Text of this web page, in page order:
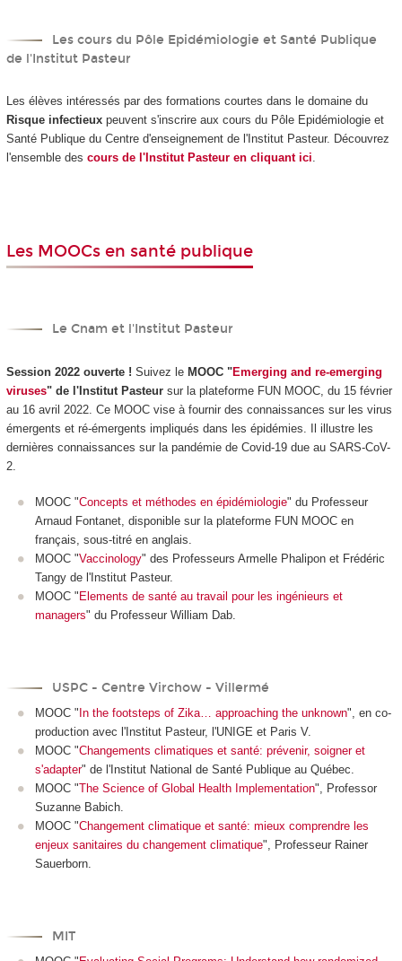
Les cours du Pôle Epidémiologie et Santé Publique
de l'Institut Pasteur
Les élèves intéressés par des formations courtes dans le domaine du
Risque infectieuxpeuvent s'inscrire aux cours du Pôle Epidémiologie et
Santé Publique du Centre d'enseignement de l'Institut Pasteur. Découvrez
l'ensemble des cours de l'Institut Pasteur en cliquant ici.
Les MOOCs en santé publique
Le Cnam et l'Institut Pasteur
Session 2022 ouverte ! Suivez le MOOC "Emerging and re-emerging
viruses" de l'Institut Pasteursur la plateforme FUN MOOC, du 15 février
au 16 avril 2022. Ce MOOC vise à fournir des connaissances sur les virus
émergents et ré-émergents impliqués dans les épidémies. Il illustre les
dernières connaissances sur la pandémie de Covid-19 due au SARS-CoV-
2.
MOOC "Concepts et méthodes en épidémiologie" du Professeur
Arnaud Fontanet, disponible sur la plateforme FUN MOOC en
français, sous-titré en anglais.
MOOC "Vaccinology" des Professeurs Armelle Phalipon et Frédéric
Tangy de l'Institut Pasteur.
MOOC " Elements de santé au travail pour les ingénieurs et
managers" du Professeur William Dab.
USPC - Centre Virchow - Villermé
MOOC " In the footsteps of Zika… approaching the unknown", en co-
production avec l'Institut Pasteur, l'UNIGE et Paris V.
MOOC "Changements climatiques et santé: prévenir, soigner et
s'adapter" de l'Institut National de Santé Publique au Québec.
MOOC "The Science of Global Health Implementation", Professor
Suzanne Babich.
MOOC "Changement climatique et santé: mieux comprendre les
enjeux sanitaires du changement climatique", Professeur Rainer
Sauerborn.
MIT